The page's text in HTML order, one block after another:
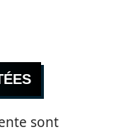
sont